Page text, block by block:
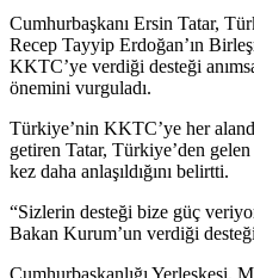
Cumhurbaşkanı Ersin Tatar,
Recep Tayyip Erdoğan’ın
KKTC’ye verdiği desteği
önemini vurguladı.
Türkiye’nin KKTC’ye her
getiren Tatar, Türkiye’den
kez daha anlaşıldığını belirtti.
“Sizlerin desteği bize güç
Bakan Kurum’un verdiği desteği
Cumhurbaşkanlığı Yerleşkesi,